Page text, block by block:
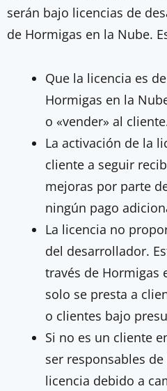
serán bajo licencias de
de Hormigas en la Nube.
Que la licencia es
Hormigas en la
o «vender» al
La activación de la
cliente a seguir
mejoras por parte
ningún pago
La licencia no
del desarrollador.
través de Hormigas
solo se presta a
o clientes bajo
Si no es un cliente
ser responsables
licencia debido a